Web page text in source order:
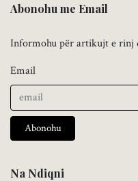
Abonohu me Email
Informohu për artikujt e rinj
Email
Abonohu
Na Ndiqni